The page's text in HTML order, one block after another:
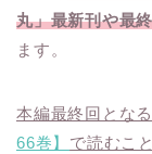
丸」最新刊や最
ます。
本編最終回とな
66巻】 で読むこ